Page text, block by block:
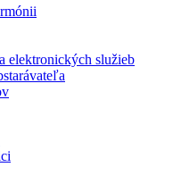
elektronických služieb